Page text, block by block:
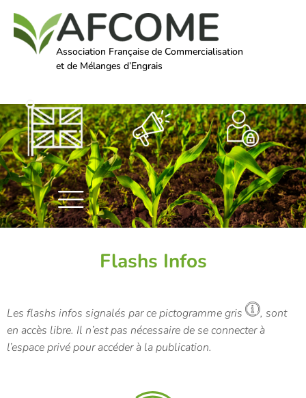
Association Française de Commercialisation
et de Mélanges d’Engrais
Flashs Infos
Les flashs infos signalés par ce pictogramme gris
, sont
en accès libre. Il n’est pas nécessaire de se connecter à
l’espace privé pour accéder à la publication.